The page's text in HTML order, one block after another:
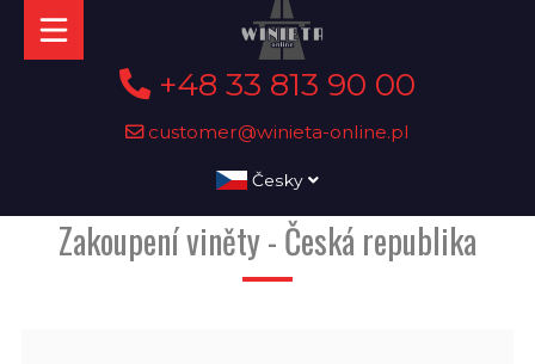
+48 33 813 90 00
customer@winieta-online.pl
Česky
Zakoupení viněty - Česká republika